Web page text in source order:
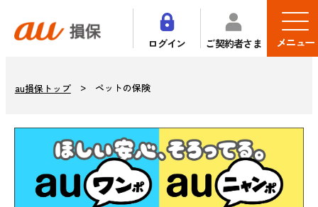
ログイン ご契約者さま メニュー
au損保トップ ペットの保険